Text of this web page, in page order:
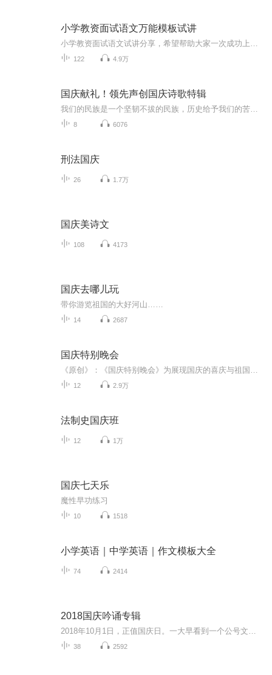
小学教资面试语文万能模板试讲
122 4.9万
国庆献礼！领先声创国庆诗歌特辑
8 6076
刑法国庆
26 1.7万
国庆美诗文
108 4173
国庆去哪儿玩
带你游览祖国的大好河山……
14 2687
国庆特别晚会
12 2.9万
法制史国庆班
12 1万
国庆七天乐
魔性早功练习
10 1518
小学英语｜中学英语｜作文模板大全
74 2414
2018国庆吟诵专辑
38 2592